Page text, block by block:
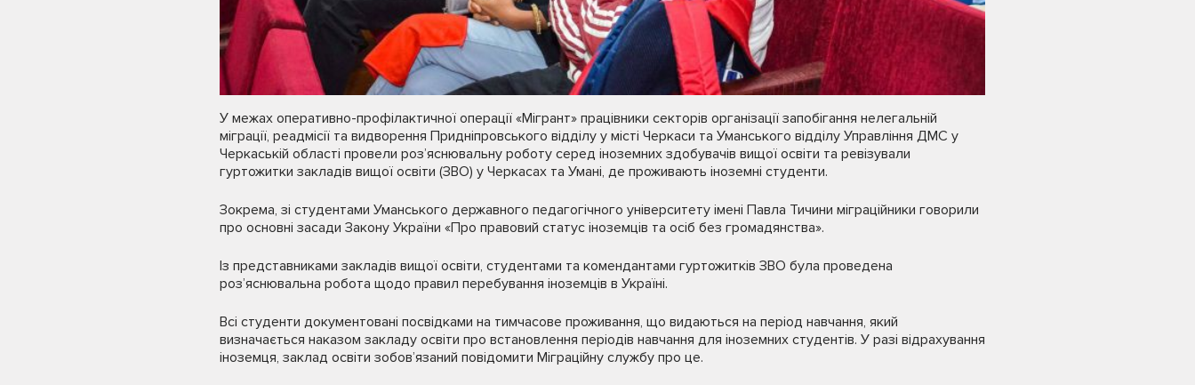
У межах оперативно-профілактичної операції «Мігрант» працівники секторів організації запобігання нелегальній
міграції, реадмісії та видворення Придніпровського відділу у місті Черкаси та Уманського відділу Управління ДМС у
Черкаській області провели роз’яснювальну роботу серед іноземних здобувачів вищої освіти та ревізували
гуртожитки закладів вищої освіти (ЗВО) у Черкасах та Умані, де проживають іноземні студенти.
Зокрема, зі студентами Уманського державного педагогічного університету імені Павла Тичини міграційники говорили
про основні засади Закону України «Про правовий статус іноземців та осіб без громадянства».
Із представниками закладів вищої освіти, студентами та комендантами гуртожитків ЗВО була проведена
роз’яснювальна робота щодо правил перебування іноземців в Україні.
Всі студенти документовані посвідками на тимчасове проживання, що видаються на період навчання, який
визначається наказом закладу освіти про встановлення періодів навчання для іноземних студентів. У разі відрахування
іноземця, заклад освіти зобов’язаний повідомити Міграційну службу про це.